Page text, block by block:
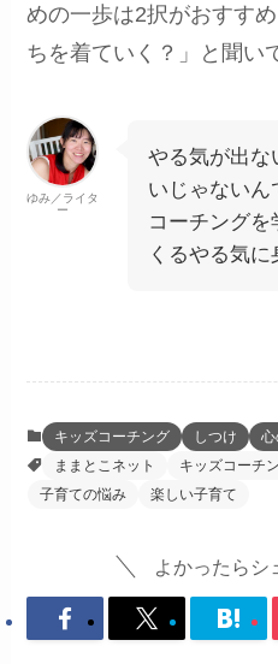
めの一歩は2択がおすす
ちを着ていく？」と聞い
ゆみ／ライタ
ー
やる気が出な
いじゃないん
コーチングを
くるやる気に
キッズコーチング しつけ
ままとこネット
キッズコーチ
子育ての悩み
楽しい子育て
よかったらシ